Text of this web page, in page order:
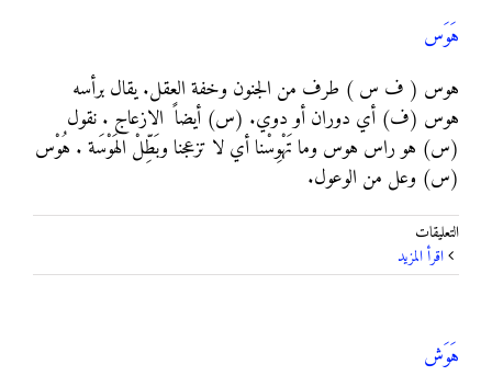
هَوَس
هوس ( ف س ) طرف من الجنون وخفة العقل. يقال برأسه
هوس (ف) أي دوران أو دوي. (س) أيضاً الازعاج . نقول
(س) هو راس هوس وما تَهْوِسْنا أي لا تزعجنا وبَطِّلْ الهَوْسَة . هُوْس
(س) وعل من الوعول.
التعليقات
هَوَس
مغلقة
هَوَش